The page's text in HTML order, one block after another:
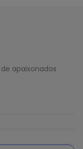
apaixonados